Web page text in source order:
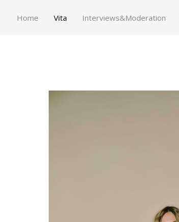
Home Vita Interviews&Moderation